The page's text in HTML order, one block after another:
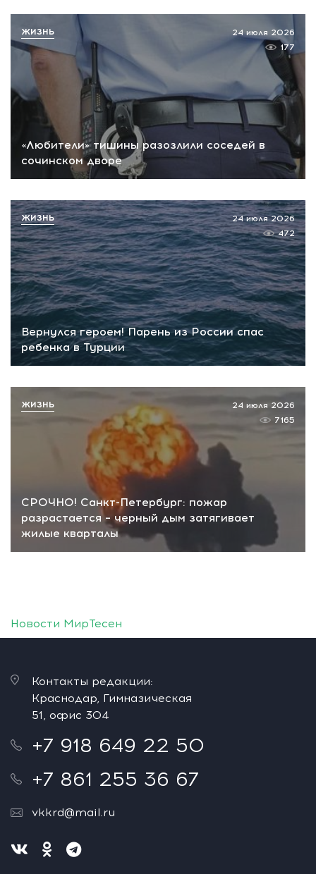
«Любители» тишины разозлили соседей в
сочинском дворе
24 июля 2026
177
ЖИЗНЬ
Вернулся героем! Парень из России спас
ребенка в Турции
24 июля 2026
472
ЖИЗНЬ
СРОЧНО! Санкт-Петербург: пожар
разрастается – черный дым затягивает
жилые кварталы
24 июля 2026
7165
ЖИЗНЬ
Новости МирТесен
Контакты редакции:
Краснодар, Гимназическая
51, офис 304
+7 918 649 22 50
+7 861 255 36 67
vkkrd@mail.ru